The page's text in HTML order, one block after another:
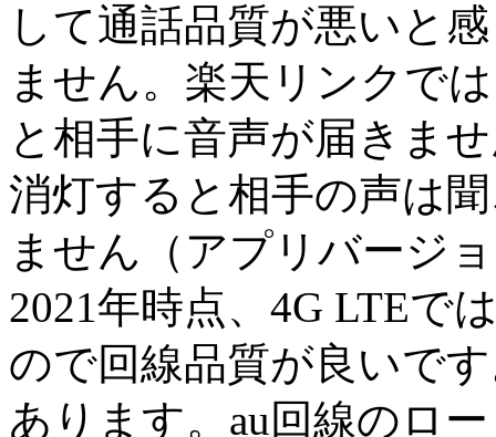
して通話品質が悪いと
ません。楽天リンクで
と相手に音声が届きま
消灯すると相手の声は
ません（アプリバージ
2021年時点、4G LTEで
ので回線品質が良いで
あります。au回線のロ